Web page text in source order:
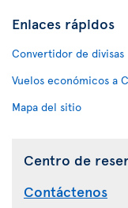
Enlaces rápidos
Convertidor de divisas
Vuelos económicos a
Mapa del sitio
Centro de
Contáctenos